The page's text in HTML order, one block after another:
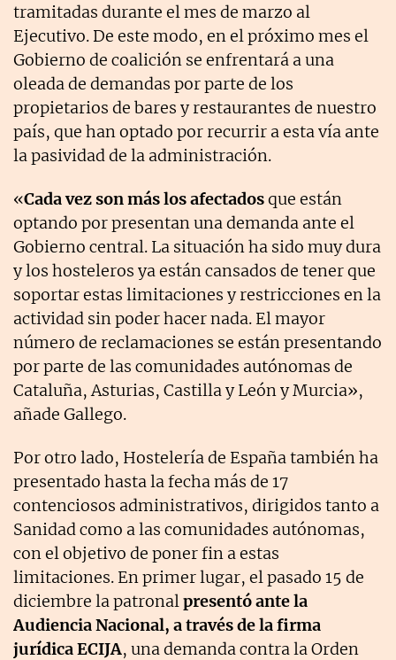
tramitadas durante el mes de marzo al
Ejecutivo. De este modo, en el próximo mes el
Gobierno de coalición se enfrentará a una
oleada de demandas por parte de los
propietarios de bares y restaurantes de nuestro
país, que han optado por recurrir a esta vía ante
la pasividad de la administración.
«Cada vez son más los afectadosque están
optando por presentan una demanda ante el
Gobierno central. La situación ha sido muy dura
y los hosteleros ya están cansados de tener que
soportar estas limitaciones y restricciones en la
actividad sin poder hacer nada. El mayor
número de reclamaciones se están presentando
por parte de las comunidades autónomas de
Cataluña, Asturias, Castilla y León y Murcia»,
añade Gallego.
Por otro lado, Hostelería de España también ha
presentado hasta la fecha más de 17
contenciosos administrativos, dirigidos tanto a
Sanidad como a las comunidades autónomas,
con el objetivo de poner fin a estas
limitaciones. En primer lugar, el pasado 15 de
diciembre la patronalpresentó ante la
Audiencia Nacional, a través de la firma
jurídica ECIJA, una demanda contra la Orden